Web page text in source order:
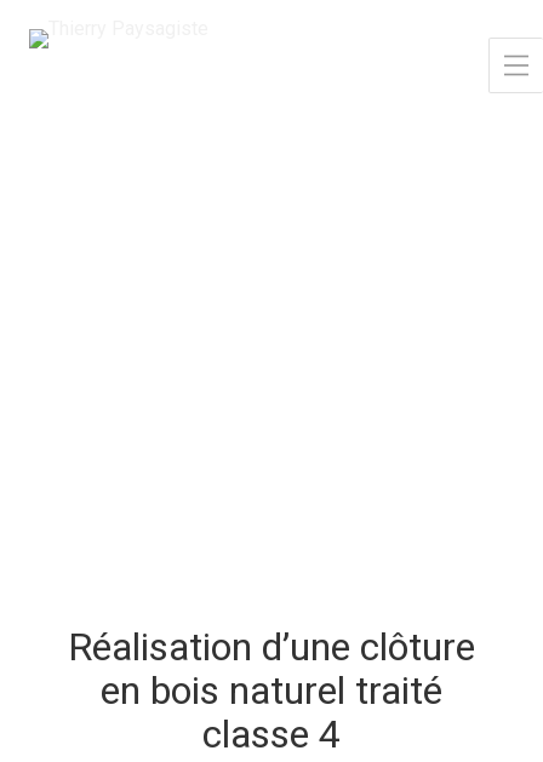
Réalisation d’une clôture
en bois naturel traité
classe 4